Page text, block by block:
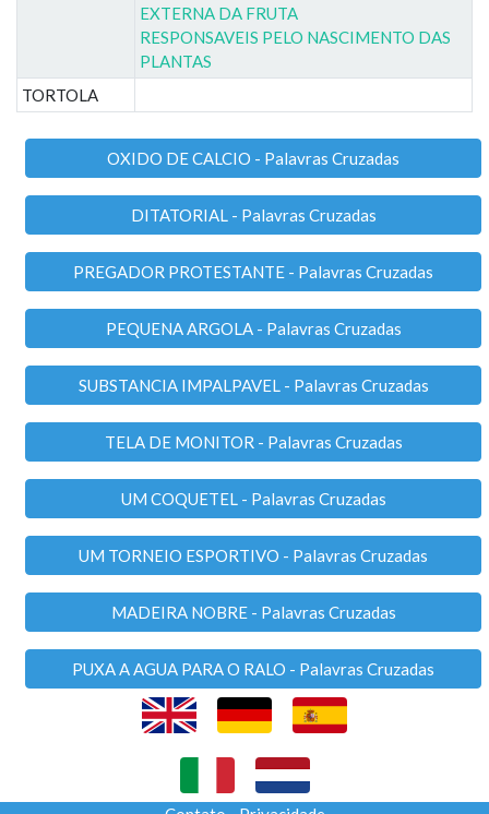
EXTERNA DA FRUTA
RESPONSAVEIS PELO NASCIMENTO DAS
PLANTAS
TORTOLA
OXIDO DE CALCIO - Palavras Cruzadas
DITATORIAL - Palavras Cruzadas
PREGADOR PROTESTANTE - Palavras Cruzadas
PEQUENA ARGOLA - Palavras Cruzadas
SUBSTANCIA IMPALPAVEL - Palavras Cruzadas
TELA DE MONITOR - Palavras Cruzadas
UM COQUETEL - Palavras Cruzadas
UM TORNEIO ESPORTIVO - Palavras Cruzadas
MADEIRA NOBRE - Palavras Cruzadas
PUXA A AGUA PARA O RALO - Palavras Cruzadas